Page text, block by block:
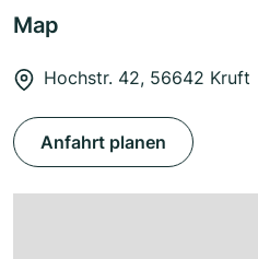
Map
Hochstr. 42, 56642 Kruft
Anfahrt planen